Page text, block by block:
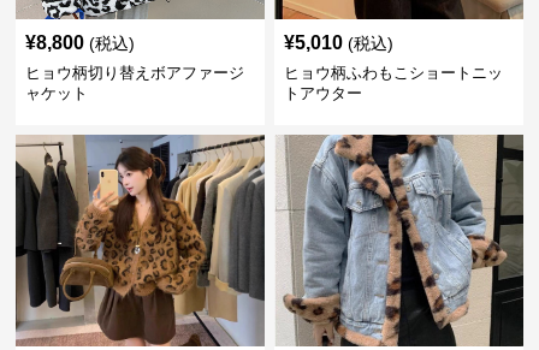
¥8,800 (税込)
ヒョウ柄切り替えボアファージ
ャケット
¥5,010 (税込)
ヒョウ柄ふわもこショートニッ
トアウター